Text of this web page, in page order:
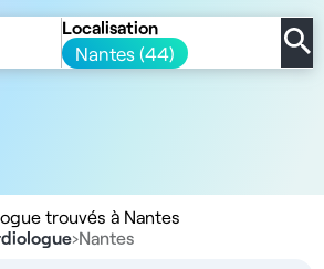
Localisation
Nantes (44)
trouvés à Nantes
›Nantes